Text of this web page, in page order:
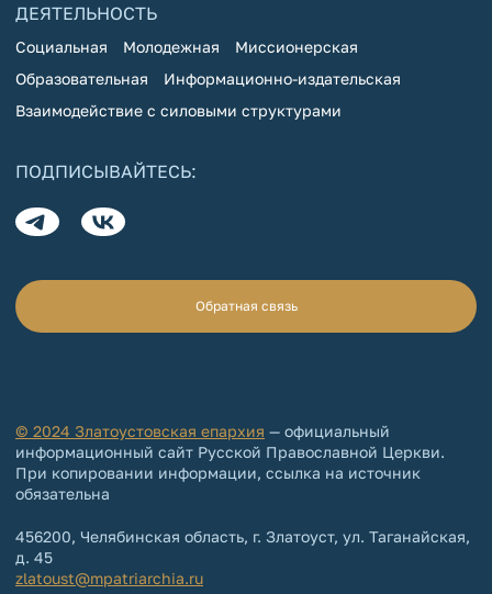
ДЕЯТЕЛЬНОСТЬ
Социальная Молодежная
Миссионерская
Образовательная
Информационно-издательская
Взаимодействие с силовыми структурами
ПОДПИСЫВАЙТЕСЬ:
Обратная связь
© 2024 Златоустовская епархия — официальный
информационный сайт Русской Православной Церкви.
При копировании информации, ссылка на источник
обязательна
456200, Челябинская область, г. Златоуст, ул. Таганайская,
д. 45
zlatoust@mpatriarchia.ru